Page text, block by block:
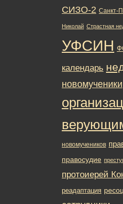
СИЗО-2 Санкт-
Николай Страстная
УФСИН
календарь
новомученики
новомучеников
правосудие
протоиерей
реадаптация